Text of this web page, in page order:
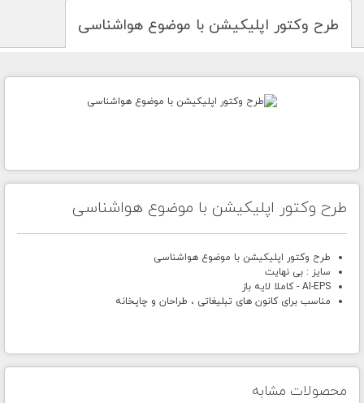
طرح وکتور اپلیکیشن با موضوع هواشناسی
طرح وکتور اپلیکیشن با موضوع هواشناسی
طرح وکتور اپلیکیشن با موضوع هواشناسی
سایز : بی نهایت
AI-EPS - کاملا لایه باز
مناسب برای کانون های تبلیغاتی ، طراحان و چاپخانه
محصولات مشابه